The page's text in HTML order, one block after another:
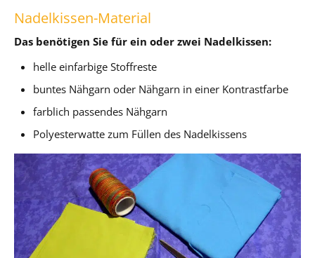
Nadelkissen-Material
Das benötigen Sie für ein oder zwei Nadelkissen:
helle einfarbige Stoffreste
buntes Nähgarn oder Nähgarn in einer Kontrastfarbe
farblich passendes Nähgarn
Polyesterwatte zum Füllen des Nadelkissens